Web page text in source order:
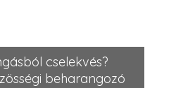
cselekvés?
beharangozó